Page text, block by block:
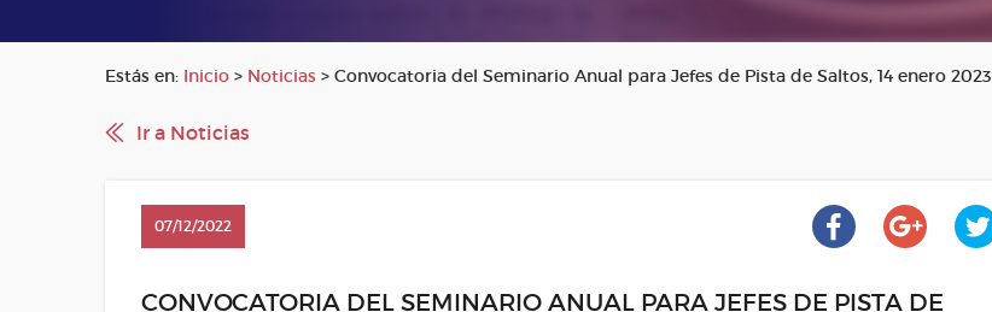
Estás en: Inicio > Noticias > Convocatoria del Seminario Anual para Jefes de Pista de Saltos, 14 enero 2023
Ir a Noticias
07/12/2022
CONVOCATORIA DEL SEMINARIO ANUAL PARA JEFES DE PISTA DE